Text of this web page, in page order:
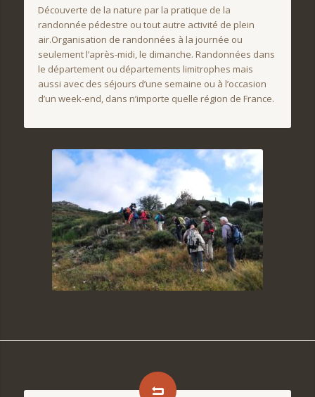
Découverte de la nature par la pratique de la
randonnée pédestre ou tout autre activité de plein
air.Organisation de randonnées à la journée ou
seulement l’après-midi, le dimanche. Randonnées dans
le département ou départements limitrophes mais
aussi avec des séjours d’une semaine ou à l’occasion
d’un week-end, dans n’importe quelle région de France.